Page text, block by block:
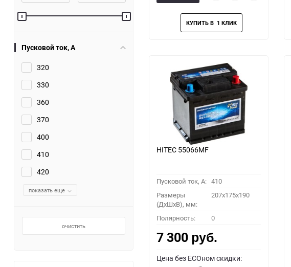
Пусковой ток, A
320
330
360
370
400
410
420
показать еще
очистить
избранное
HITEC 55066MF
Пусковой ток, A: 410
Размеры
(ДхШхВ), мм:
207x175x190
Полярность: 0
7 300 руб.
Цена без ECOном скидки: